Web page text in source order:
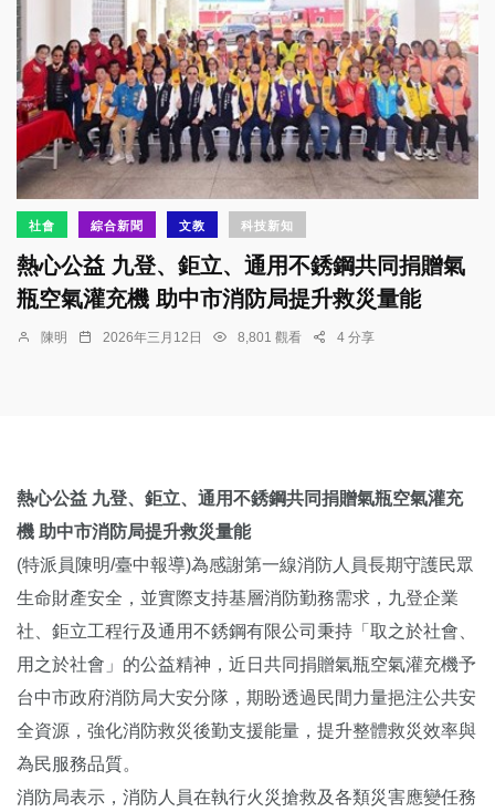
社會 綜合新聞 文教 科技新知
熱心公益 九登、鉅立、通用不銹鋼共同捐贈氣
瓶空氣灌充機 助中市消防局提升救災量能
陳明 2026年三月12日 8,801 觀看 4 分享
熱心公益 九登、鉅立、通用不銹鋼共同捐贈氣瓶空氣灌充
機 助中市消防局提升救災量能
(特派員陳明/臺中報導)為感謝第一線消防人員長期守護民眾
生命財產安全，並實際支持基層消防勤務需求，九登企業
社、鉅立工程行及通用不銹鋼有限公司秉持「取之於社會、
用之於社會」的公益精神，近日共同捐贈氣瓶空氣灌充機予
台中市政府消防局大安分隊，期盼透過民間力量挹注公共安
全資源，強化消防救災後勤支援能量，提升整體救災效率與
為民服務品質。
消防局表示，消防人員在執行火災搶救及各類災害應變任務